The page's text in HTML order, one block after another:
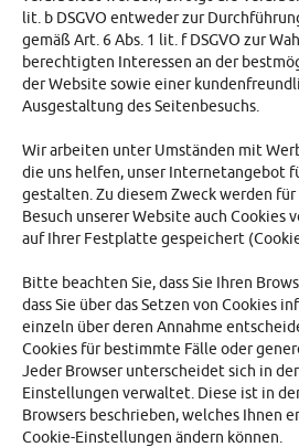
lit. b DSGVO entweder zur
gemäß Art. 6 Abs. 1 lit. f DSGVO zur
berechtigten Interessen an der
der Website sowie einer
Ausgestaltung des Seitenbesuchs.
Wir arbeiten unter Umständen mit
die uns helfen, unser Internetangebot
gestalten. Zu diesem Zweck werden
Besuch unserer Website auch Cookies
auf Ihrer Festplatte gespeichert
Bitte beachten Sie, dass Sie Ihren
dass Sie über das Setzen von Cookies
einzeln über deren Annahme
Cookies für bestimmte Fälle oder
Jeder Browser unterscheidet sich in
Einstellungen verwaltet. Diese ist in
Browsers beschrieben, welches Ihnen
Cookie-Einstellungen ändern können.